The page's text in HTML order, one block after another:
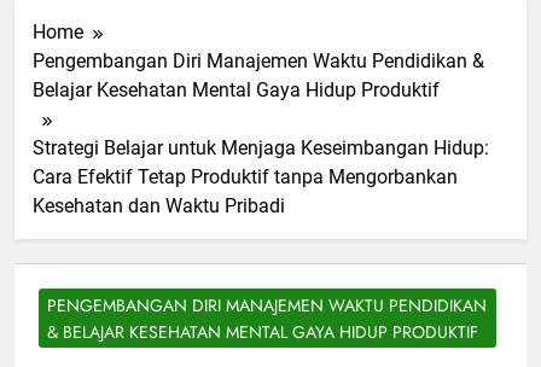
Home
Pengembangan Diri Manajemen Waktu Pendidikan &
Belajar Kesehatan Mental Gaya Hidup Produktif
Strategi Belajar untuk Menjaga Keseimbangan Hidup:
Cara Efektif Tetap Produktif tanpa Mengorbankan
Kesehatan dan Waktu Pribadi
PENGEMBANGAN DIRI MANAJEMEN WAKTU PENDIDIKAN
& BELAJAR KESEHATAN MENTAL GAYA HIDUP PRODUKTIF